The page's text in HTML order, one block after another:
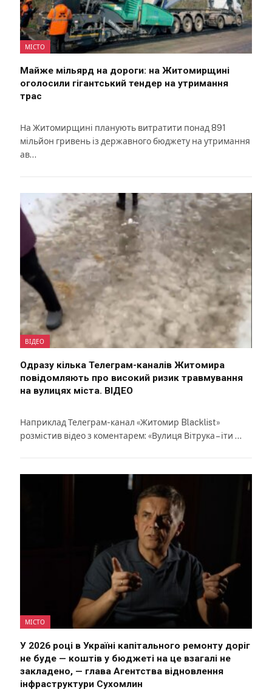
МІСТО
Майже мільярд на дороги: на Житомирщині
оголосили гігантський тендер на утримання
трас
На Житомирщині планують витратити понад 891
мільйон гривень із державного бюджету на утримання
ав…
ВІДЕО
Одразу кілька Телеграм-каналів Житомира
повідомляють про високий ризик травмування
на вулицях міста. ВІДЕО
Наприклад Телеграм-канал «Житомир Blacklist»
розмістив відео з коментарем: «Вулиця Вітрука – іти …
МІСТО
У 2026 році в Україні капітального ремонту доріг
не буде — коштів у бюджеті на це взагалі не
закладено, — глава Агентства відновлення
інфраструктури Сухомлин